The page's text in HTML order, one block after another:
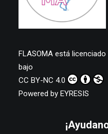
FLASOMA está licenciado
bajo
CC BY-NC 4.0
Powered by EYRESIS